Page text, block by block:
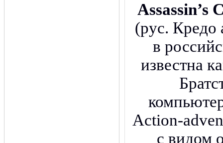
Assassin’s
(рус. Кредо
в
известна
Action-
с видом